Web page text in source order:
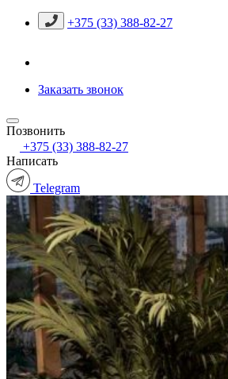
+375 (33) 388-82-27
Заказать звонок
Позвонить
+375 (33) 388-82-27
Написать
Telegram